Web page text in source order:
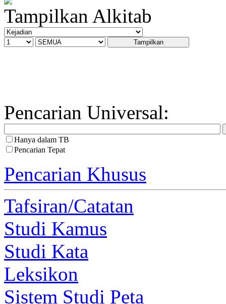
Tampilkan Alkitab
Pencarian Universal:
Hanya dalam TB
Pencarian Tepat
Pencarian Khusus
Tafsiran/Catatan
Studi Kamus
Studi Kata
Leksikon
Sistem Studi Peta